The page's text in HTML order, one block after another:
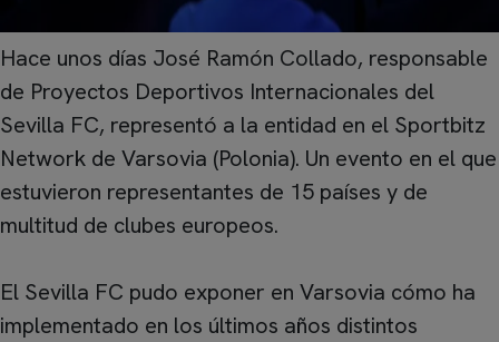
Hace unos días José Ramón Collado, responsable
de Proyectos Deportivos Internacionales del
Sevilla FC, representó a la entidad en el Sportbitz
Network de Varsovia (Polonia). Un evento en el que
estuvieron representantes de 15 países y de
multitud de clubes europeos.
El Sevilla FC pudo exponer en Varsovia cómo ha
implementado en los últimos años distintos